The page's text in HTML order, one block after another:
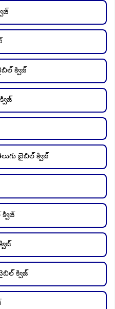
క్విజ్
బైబిల్ క్విజ్
క్విజ్